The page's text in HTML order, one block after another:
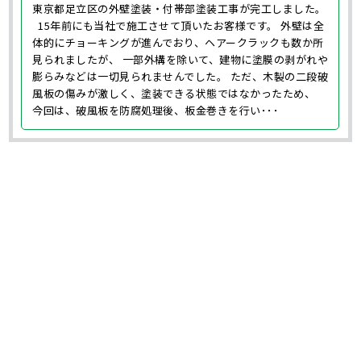
東京都足立区の外壁塗装・付帯部塗装工事が完工しました。
15年前にも当社で施工させて頂いたお客様です。 外壁は全
体的にチョーキングが進んでおり、ヘアークラックも数か所
見られましたが、 一部外構を除いて、建物に塗膜の剥がれや
膨らみなどは一切見られませんでした。 ただ、木製の二段破
風板の傷みが激しく、塗装できる状態ではなかったため、
今回は、破風板を防腐処理後、板金巻きを行い･･･